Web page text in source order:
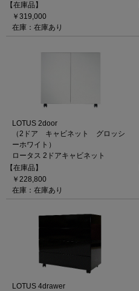
【在庫品】
￥319,000
在庫：在庫あり
LOTUS 2door
（2ドア キャビネット グロッシ
ーホワイト）
ロータス 2ドアキャビネット
【在庫品】
￥228,800
在庫：在庫あり
LOTUS 4drawer